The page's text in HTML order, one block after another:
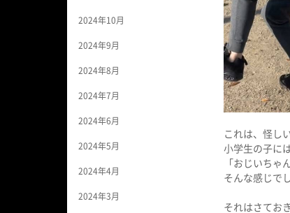
2024年10月
2024年9月
2024年8月
2024年7月
2024年6月
2024年5月
2024年4月
2024年3月
これは、怪し
小学生の子に
「おじいちゃ
そんな感じで
それはさてお